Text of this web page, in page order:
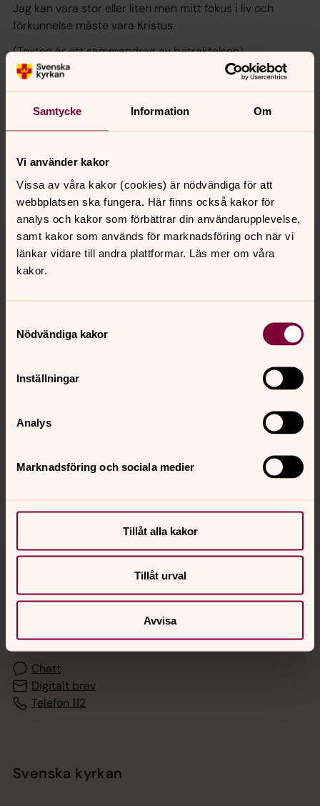
Samtycke Information Om
Vi använder kakor
Vissa av våra kakor (cookies) är nödvändiga för att
webbplatsen ska fungera. Här finns också kakor för
analys och kakor som förbättrar din användarupplevelse,
samt kakor som används för marknadsföring och när vi
länkar vidare till andra plattformar. Läs mer om våra
kakor.
Nödvändiga kakor
Inställningar
Analys
Marknadsföring och sociala medier
Tillåt alla kakor
Tillåt urval
Avvisa
Jag kan vara stor eller liten men mitt fokus i liv och
förkunnelse måste vara Kristus.
(Texten är ett sammandrag av betraktelsen)
Synpunkter eller frågor på sidans
lundsstift@svenskakyrkan.se
Dela
Tillbaka till toppen
Tillbaka till innehållet
Kontakt
Sociala kanaler
Jourhavande präst
med en präst på kvällar och nätter.
Chatt
Digitalt brev
Telefon 112
Svenska kyrkan